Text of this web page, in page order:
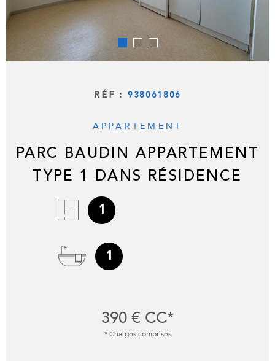
RÉF :938061806
APPARTEMENT
PARC BAUDIN APPARTEMENT
TYPE 1 DANS RÉSIDENCE
1
1
390 € CC*
* Charges comprises